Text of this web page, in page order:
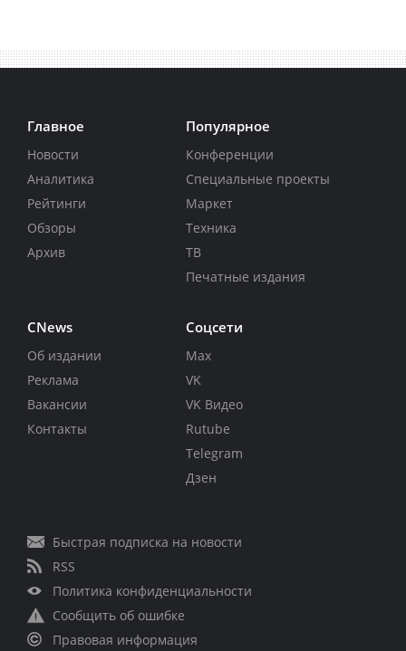
Главное
Новости
Аналитика
Рейтинги
Обзоры
Архив
Популярное
Конференции
Специальные проекты
Маркет
Техника
ТВ
Печатные издания
CNews
Об издании
Реклама
Вакансии
Контакты
Соцсети
Max
VK
VK Видео
Rutube
Telegram
Дзен
Быстрая подписка на новости
RSS
Политика конфиденциальности
Сообщить об ошибке
Правовая информация